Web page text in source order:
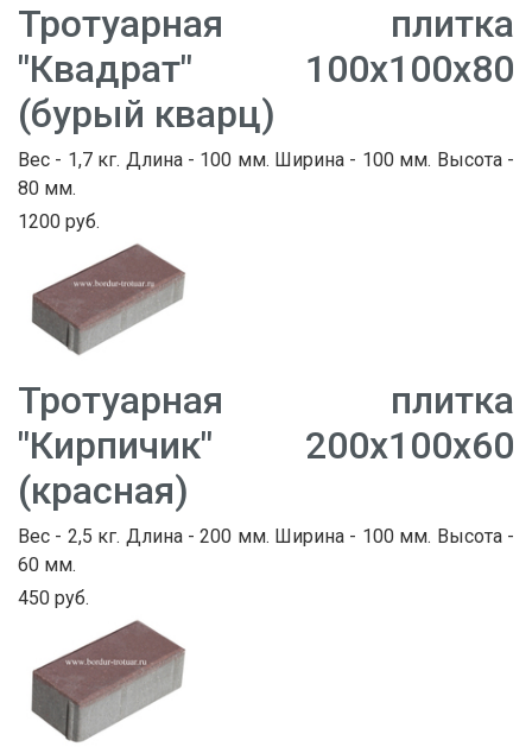
Тротуарная плитка
"Квадрат" 100х100х80
(бурый кварц)
Вес - 1,7 кг. Длина - 100 мм. Ширина - 100 мм. Высота -
80 мм.
1200 руб.
Тротуарная плитка
"Кирпичик" 200х100х60
(красная)
Вес - 2,5 кг. Длина - 200 мм. Ширина - 100 мм. Высота -
60 мм.
450 руб.